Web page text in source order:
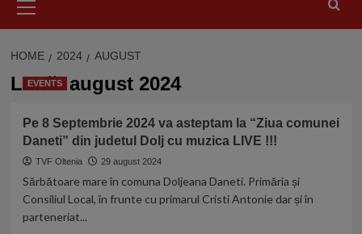
Menu
HOME 2024 AUGUST
Lună:august 2024
EVENTS
Pe 8 Septembrie 2024 va asteptam la “Ziua comunei
Daneti” din judetul Dolj cu muzica LIVE !!!
TVF Oltenia 29 august 2024
Sărbătoare mare în comuna Doljeana Daneti. Primăria și
Consiliul Local, în frunte cu primarul Cristi Antonie dar și în
parteneriat...